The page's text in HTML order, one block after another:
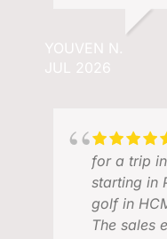
YOUVEN N.
JUL 2026
for a trip
starting in
golf in
The sales